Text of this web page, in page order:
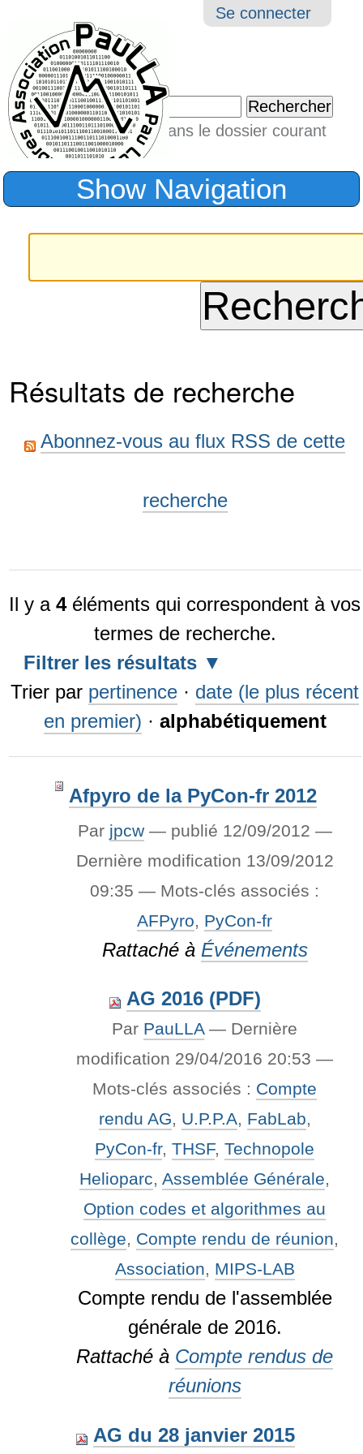
Outils
Se connecter
Chercher par
Seulement dans le dossier courant
Recherche
Show Navigation
Résultats de recherche
Abonnez-vous au flux RSS de cette
recherche
Il y a4éléments qui correspondent à vos
termes de recherche.
Filtrer les résultats
Trier par pertinence · date (le plus récent
en premier) · alphabétiquement
Afpyro de la PyCon-fr 2012
Par jpcw — publié 12/09/2012 —
Dernière modification 13/09/2012
09:35— Mots-clés associés :
AFPyro, PyCon-fr
Rattaché à Événements
AG 2016 (PDF)
Par PauLLA — Dernière
modification 29/04/2016 20:53—
Mots-clés associés : Compte
rendu AG, U.P.P.A, FabLab,
PyCon-fr,THSF,Technopole
Helioparc,Assemblée Générale,
Option codes et algorithmes au
collège, Compte rendu de réunion,
Association, MIPS-LAB
Compte rendu de l'assemblée
générale de 2016.
Rattaché à Compte rendus de
réunions
AG du 28 janvier 2015